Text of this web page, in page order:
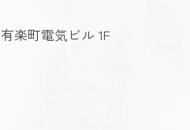
楽町電気ビル 1F